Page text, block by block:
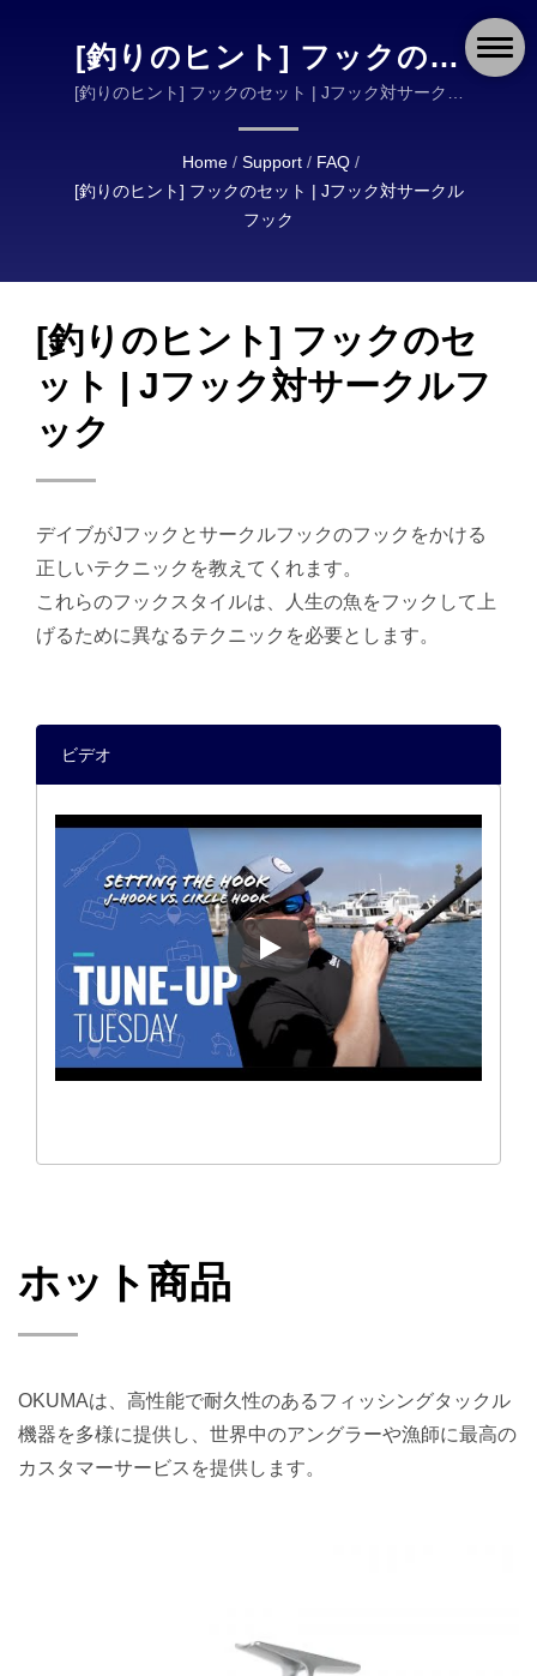
[釣りのヒント] フックのセ
ット | Jフック対サークルフ
ック | OKUMA FISHING: あ
らゆる冒険のための精密設
計されたリール、ロッド、
[釣りのヒント] フックのセット | Jフック対サークル
Home / Support / FAQ /
[釣りのヒント] フックのセット | Jフック対サークル
フック
[釣りのヒント] フックのセ
ット | Jフック対サークルフ
ック
デイブがJフックとサークルフックのフックをかける
正しいテクニックを教えてくれます。
これらのフックスタイルは、人生の魚をフックして上
げるために異なるテクニックを必要とします。
ビデオ
[釣りのヒント] フックのセッ
ホット商品
OKUMAは、高性能で耐久性のあるフィッシングタックル
機器を多様に提供し、世界中のアングラーや漁師に最高の
カスタマーサービスを提供します。